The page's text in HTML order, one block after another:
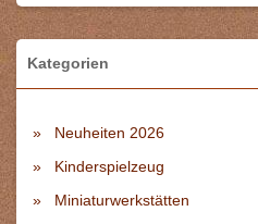
Kategorien
Neuheiten 2026
Kinderspielzeug
Miniaturwerkstätten